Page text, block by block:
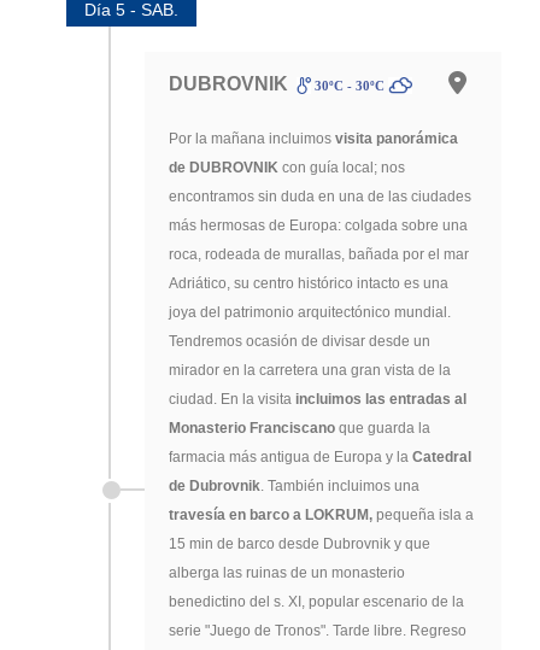
Día 5 - SAB.
DUBROVNIK 30ºC - 30ºC
Por la mañana incluimos visita panorámica
de DUBROVNIK con guía local; nos
encontramos sin duda en una de las ciudades
más hermosas de Europa: colgada sobre una
roca, rodeada de murallas, bañada por el mar
Adriático, su centro histórico intacto es una
joya del patrimonio arquitectónico mundial.
Tendremos ocasión de divisar desde un
mirador en la carretera una gran vista de la
ciudad. En la visita incluimos las entradas al
Monasterio Franciscano que guarda la
farmacia más antigua de Europa y la Catedral
de Dubrovnik. También incluimos una
travesía en barco a LOKRUM, pequeña isla a
15 min de barco desde Dubrovnik y que
alberga las ruinas de un monasterio
benedictino del s. XI, popular escenario de la
serie "Juego de Tronos". Tarde libre. Regreso